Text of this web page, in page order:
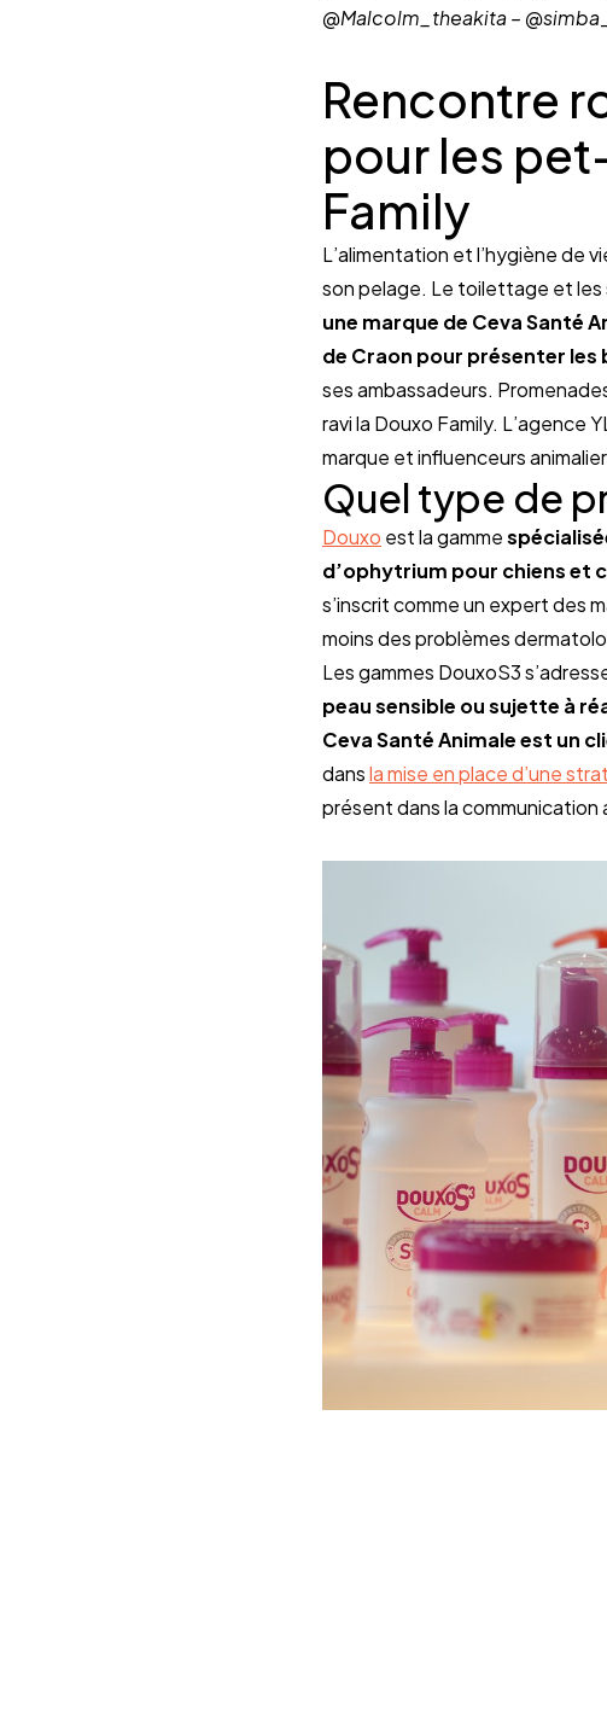
@Malcolm_theakita – @simba
Rencontre
pour les
Family
L’alimentation et l’hygiène de
son pelage. Le toilettage et les
une marque de Ceva Santé
de Craon pour présenter les
ses ambassadeurs.
ravi la Douxo Family. L’agence
marque et influenceurs
Quel type de
Douxo est la gamme
d’ophytrium pour chiens et
s’inscrit comme un expert des
moins des problèmes
peau sensible ou sujette à
Ceva Santé Animale est un
dans la mise en place d’une
présent dans la communication